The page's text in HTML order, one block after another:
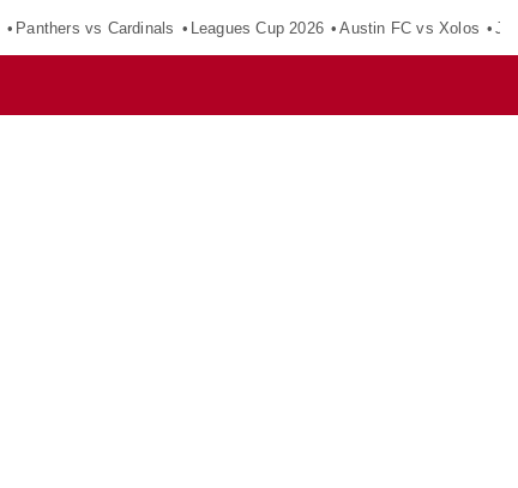
Panthers vs Cardinals Leagues Cup 2026 Austin FC vs Xolos